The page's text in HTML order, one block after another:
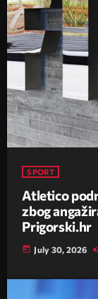
SPORT
Atletico
zbog
Prigorski.hr
today July 30, 2026